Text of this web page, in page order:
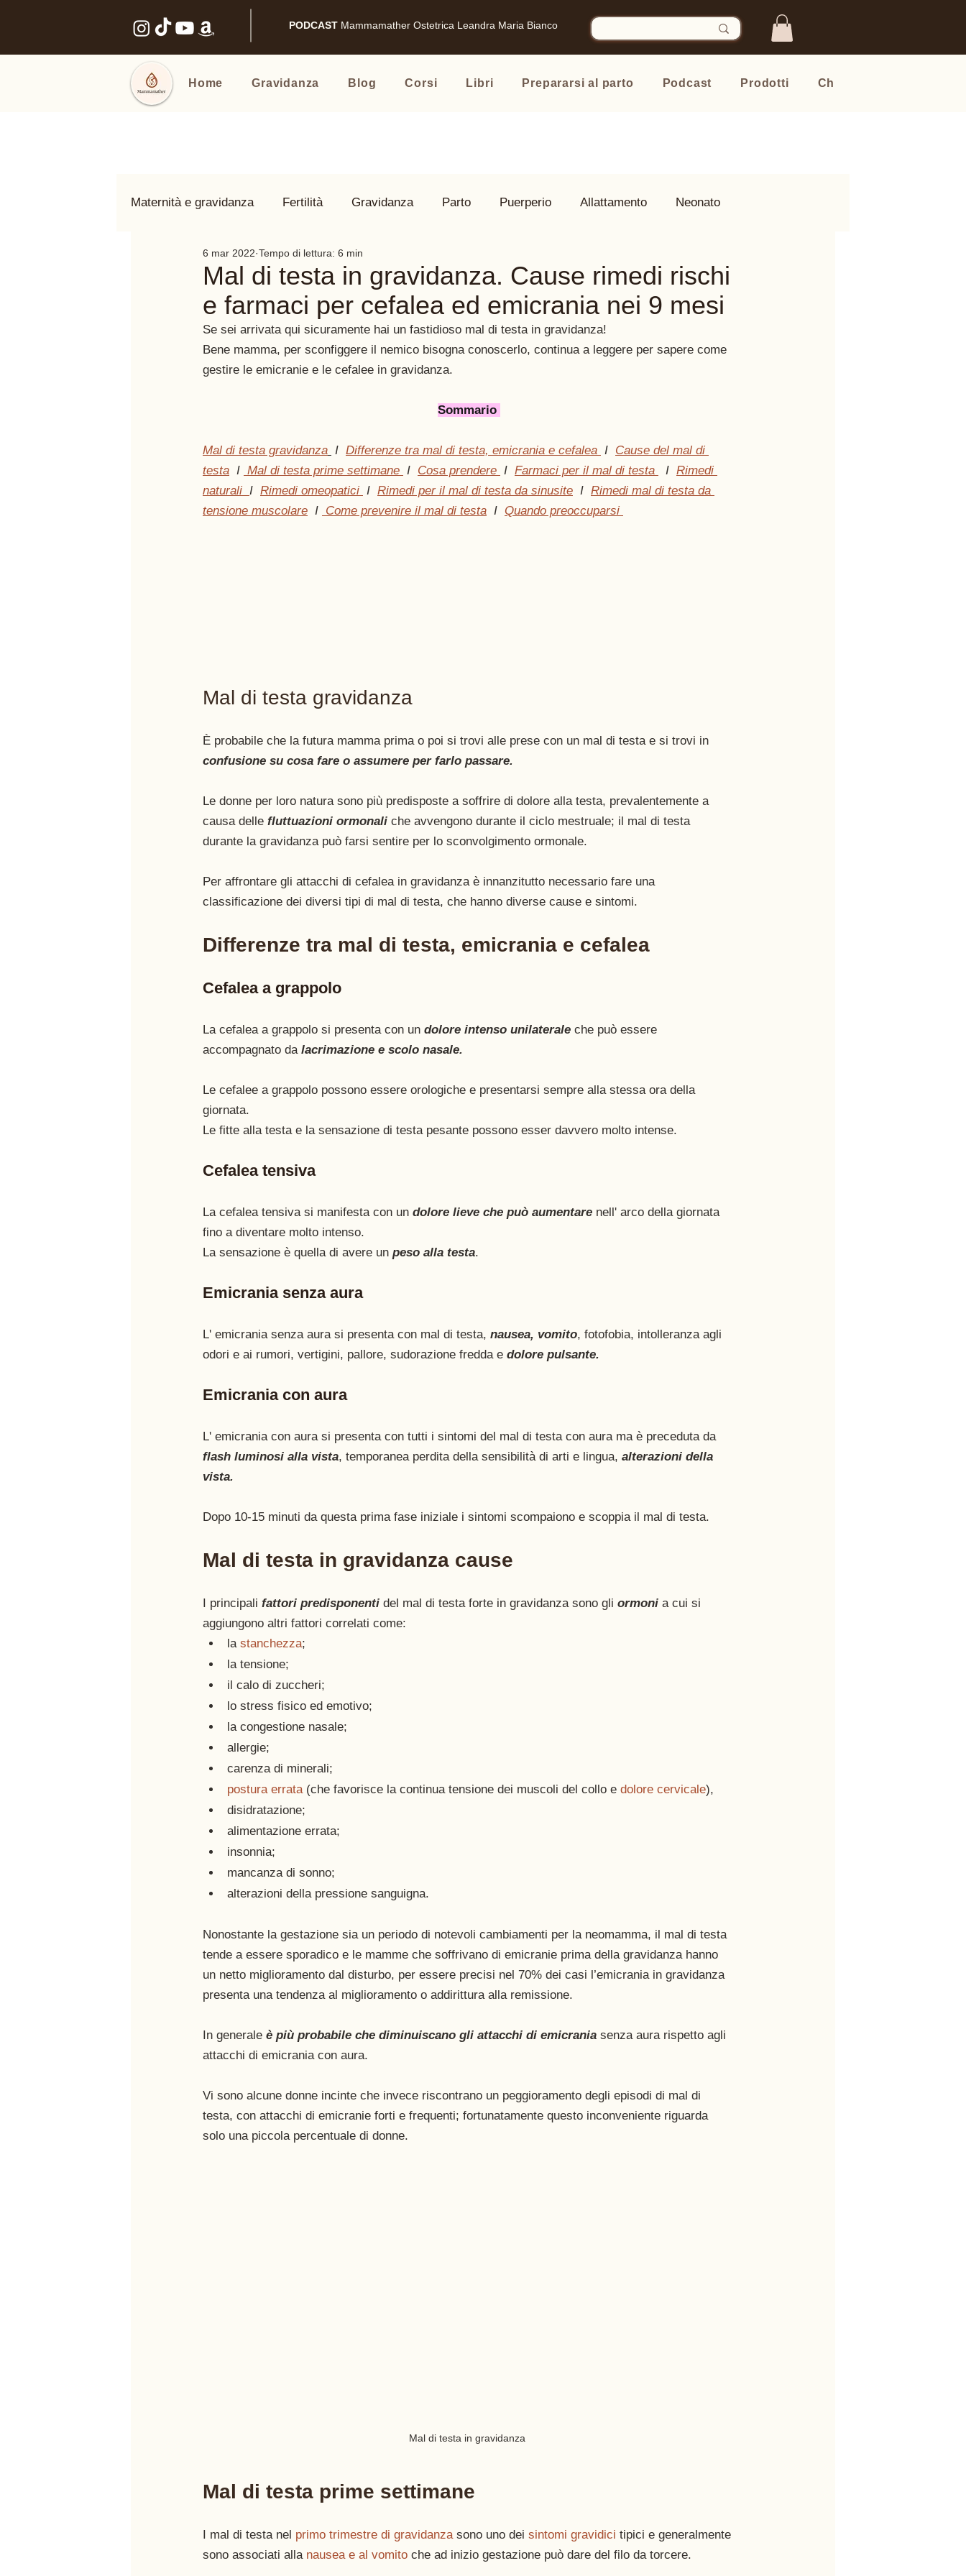
PODCAST Mammamather Ostetrica Leandra Maria Bianco
Home Gravidanza Blog Corsi Libri Prepararsi al parto Podcast Prodotti Chi sono
Maternità e gravidanza Fertilità Gravidanza Parto Puerperio Allattamento Neonato
Benessere intimo Nomi e Famiglia
Mal di testa in gravidanza. Cause rimedi rischi
e farmaci per cefalea ed emicrania nei 9 mesi
6 mar 2022 Tempo di lettura: 6 min
Se sei arrivata qui sicuramente hai un fastidioso mal di testa in gravidanza!
Bene mamma, per sconfiggere il nemico bisogna conoscerlo, continua a leggere per sapere come
gestire le emicranie e le cefalee in gravidanza.
Sommario
Mal di testa gravidanza I Differenze tra mal di testa, emicrania e cefalea I Cause del mal di
testa
  I
Mal di testa prime settimane I Cosa prendere I Farmaci per il mal di testa
  I
Rimedi
naturali I Rimedi omeopatici I Rimedi per il mal di testa da sinusite
  I
Rimedi mal di testa da
tensione muscolare
  I
Come prevenire il mal di testa
  I
Quando preoccuparsi
Mal di testa gravidanza
È probabile che la futura mamma prima o poi si trovi alle prese con un mal di testa e si trovi in
confusione su cosa fare o assumere per farlo passare.
Le donne per loro natura sono più predisposte a soffrire di dolore alla testa, prevalentemente a
causa delle fluttuazioni ormonali che avvengono durante il ciclo mestruale; il mal di testa
durante la gravidanza può farsi sentire per lo sconvolgimento ormonale.
Per affrontare gli attacchi di cefalea in gravidanza è innanzitutto necessario fare una
classificazione dei diversi tipi di mal di testa, che hanno diverse cause e sintomi.
Differenze tra mal di testa, emicrania e cefalea
Cefalea a grappolo
La cefalea a grappolo si presenta con un dolore intenso unilaterale che può essere
accompagnato da lacrimazione e scolo nasale.
Le cefalee a grappolo possono essere orologiche e presentarsi sempre alla stessa ora della
giornata.
Le fitte alla testa e la sensazione di testa pesante possono esser davvero molto intense.
Cefalea tensiva
La cefalea tensiva si manifesta con un dolore lieve che può aumentare nell' arco della giornata
fino a diventare molto intenso.
La sensazione è quella di avere un peso alla testa.
Emicrania senza aura
L' emicrania senza aura si presenta con mal di testa, nausea, vomito, fotofobia, intolleranza agli
odori e ai rumori, vertigini, pallore, sudorazione fredda e dolore pulsante.
Emicrania con aura
L' emicrania con aura si presenta con tutti i sintomi del mal di testa con aura ma è preceduta da
flash luminosi alla vista, temporanea perdita della sensibilità di arti e lingua, alterazioni della
vista.
Dopo 10-15 minuti da questa prima fase iniziale i sintomi scompaiono e scoppia il mal di testa.
Mal di testa in gravidanza cause
I principali fattori predisponenti del mal di testa forte in gravidanza sono gli ormoni a cui si
aggiungono altri fattori correlati come:
la stanchezza;
la tensione;
il calo di zuccheri;
lo stress fisico ed emotivo;
la congestione nasale;
allergie;
carenza di minerali;
postura errata (che favorisce la continua tensione dei muscoli del collo e dolore cervicale),
disidratazione;
alimentazione errata;
insonnia;
mancanza di sonno;
alterazioni della pressione sanguigna.
Nonostante la gestazione sia un periodo di notevoli cambiamenti per la neomamma, il mal di testa
tende a essere sporadico e le mamme che soffrivano di emicranie prima della gravidanza hanno
un netto miglioramento dal disturbo, per essere precisi nel 70% dei casi l’emicrania in gravidanza
presenta una tendenza al miglioramento o addirittura alla remissione.
In generale è più probabile che diminuiscano gli attacchi di emicrania senza aura rispetto agli
attacchi di emicrania con aura.
Vi sono alcune donne incinte che invece riscontrano un peggioramento degli episodi di mal di
testa, con attacchi di emicranie forti e frequenti; fortunatamente questo inconveniente riguarda
solo una piccola percentuale di donne.
Mal di testa in gravidanza
Mal di testa prime settimane
I mal di testa nel primo trimestre di gravidanza sono uno dei sintomi gravidici tipici e generalmente
sono associati alla nausea e al vomito che ad inizio gestazione può dare del filo da torcere.